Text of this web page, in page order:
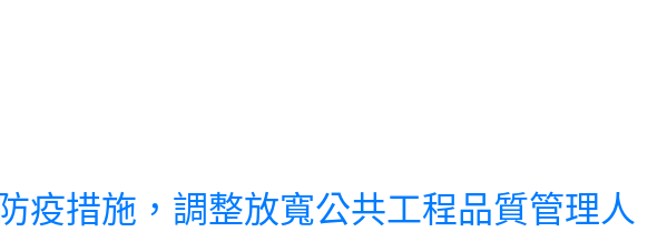
疫措施，調整放寬公共工程品質管理人